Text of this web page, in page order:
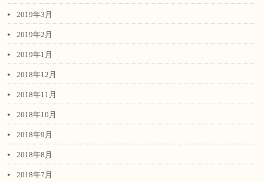
2019年3月
2019年2月
2019年1月
2018年12月
2018年11月
2018年10月
2018年9月
2018年8月
2018年7月